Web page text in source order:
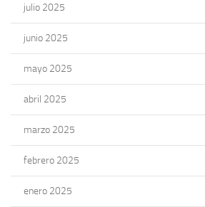
julio 2025
junio 2025
mayo 2025
abril 2025
marzo 2025
febrero 2025
enero 2025